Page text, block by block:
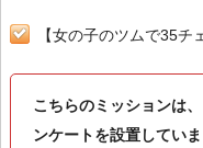
【女の子のツムで35チ
こちらのミッションは
ンケートを設置していま